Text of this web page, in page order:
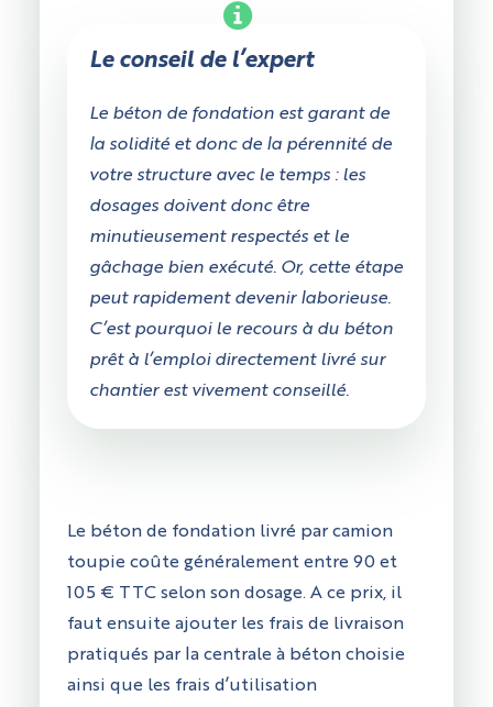
Le conseil de l’expert
Le béton de fondation est garant de
la solidité et donc de la pérennité de
votre structure avec le temps : les
dosages doivent donc être
minutieusement respectés et le
gâchage bien exécuté. Or, cette étape
peut rapidement devenir laborieuse.
C’est pourquoi le recours à du béton
prêt à l’emploi directement livré sur
chantier est vivement conseillé.
Le béton de fondation livré par camion
toupie coûte généralement entre 90 et
105 € TTC selon son dosage. A ce prix, il
faut ensuite ajouter les frais de livraison
pratiqués par la centrale à béton choisie
ainsi que les frais d’utilisation